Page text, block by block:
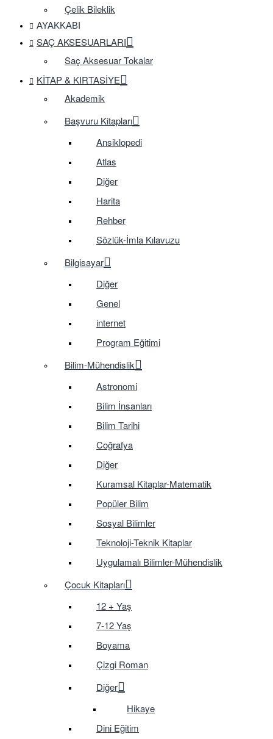
Çelik Bileklik
AYAKKABI
SAÇ AKSESUARLARI
Saç Aksesuar Tokalar
KITAP & KIRTASIYE
Akademik
Başvuru Kitapları
Ansiklopedi
Atlas
Diğer
Harita
Rehber
Sözlük-İmla Kılavuzu
Bilgisayar
Diğer
Genel
internet
Program Eğitimi
Bilim-Mühendislik
Astronomi
Bilim İnsanları
Bilim Tarihi
Coğrafya
Diğer
Kuramsal Kitaplar-Matematik
Popüler Bilim
Sosyal Bilimler
Teknoloji-Teknik Kitaplar
Uygulamalı Bilimler-Mühendislik
Çocuk Kitapları
12 + Yaş
7-12 Yaş
Boyama
Çizgi Roman
Diğer
Hikaye
Dini Eğitim